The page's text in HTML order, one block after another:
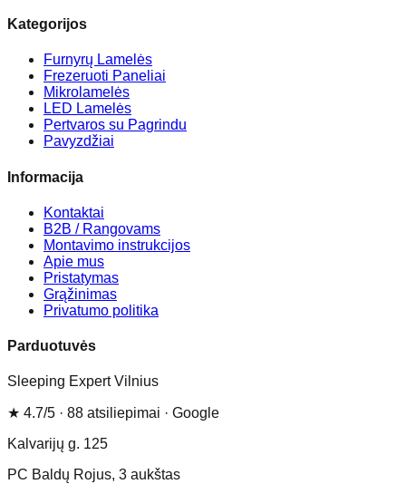
Kategorijos
Furnyrų Lamelės
Frezeruoti Paneliai
Mikrolamelės
LED Lamelės
Pertvaros su Pagrindu
Pavyzdžiai
Informacija
Kontaktai
B2B / Rangovams
Montavimo instrukcijos
Apie mus
Pristatymas
Grąžinimas
Privatumo politika
Parduotuvės
Sleeping Expert Vilnius
★ 4.7/5 · 88 atsiliepimai · Google
Kalvarijų g. 125
PC Baldų Rojus, 3 aukštas